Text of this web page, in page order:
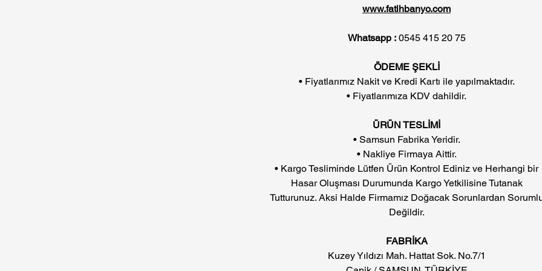
www.fatihbanyo.com
Whatsapp : 0545 415 20 75
ÖDEME ŞEKLİ
• Fiyatlarımız Nakit ve Kredi Kartı ile yapılmaktadır.
• Fiyatlarımıza KDV dahildir.
ÜRÜN TESLİMİ
• Samsun Fabrika Yeridir.
• Nakliye Firmaya Aittir.
• Kargo Tesliminde Lütfen Ürün Kontrol Ediniz ve Herhangi bir
Hasar Oluşması Durumunda Kargo Yetkilisine Tutanak
Tutturunuz. Aksi Halde Firmamız Doğacak Sorunlardan
Değildir.
FABRİKA
Kuzey Yıldızı Mah. Hattat Sok. No.7/1